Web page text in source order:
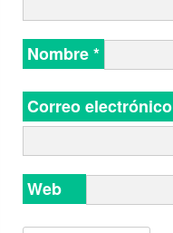
Nombre*
Correo electrónico
Web